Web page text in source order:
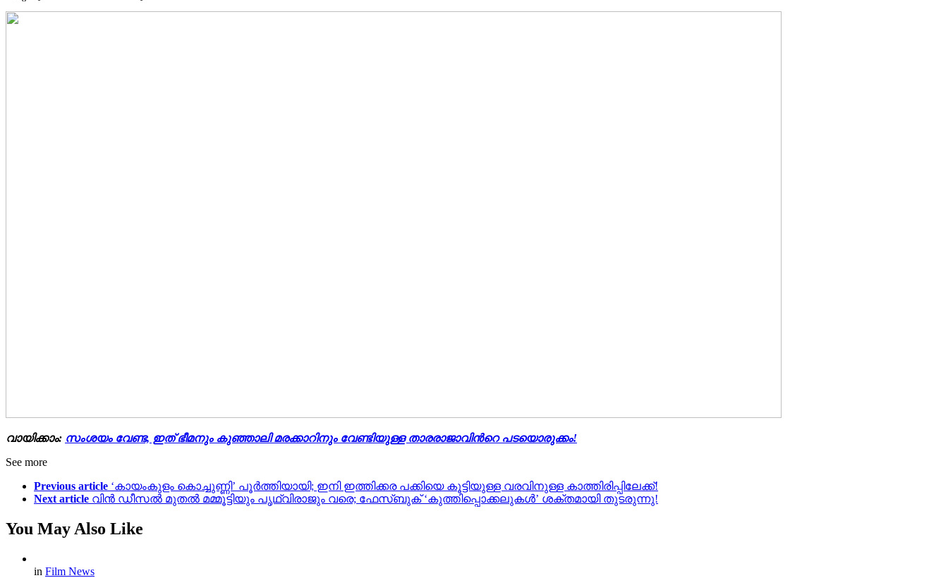
വായിക്കാം: സംശയം വേണ്ട, ഇത് ഭീമനും കുഞ്ഞാലി മരക്കാറിനും വേണ്ടിയുള്ള താരരാജാവിന്‍റെ പടയൊരുക്കം!
See more
Previous article ‘കായംകുളം കൊച്ചുണ്ണി’ പൂര്‍ത്തിയായി; ഇനി ഇത്തിക്കര പക്കിയെ കൂട്ടിയുള്ള വരവിനുള്ള കാത്തിരിപ്പിലേക്ക്!
Next article വിൻ ഡീസൽ മുതൽ മമ്മൂട്ടിയും പൃഥ്വിരാജും വരെ; ഫേസ്ബുക് ‘കുത്തിപ്പൊക്കലുകൾ’ ശക്തമായി തുടരുന്നു!
You May Also Like
in Film News